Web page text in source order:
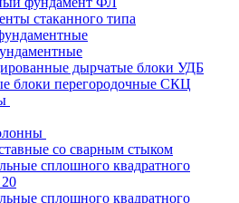
стаканного типа
дырчатые блоки УДБ
блоки перегородочные СКЦ
со сварным стыком
сплошного квадратного
сплошного квадратного